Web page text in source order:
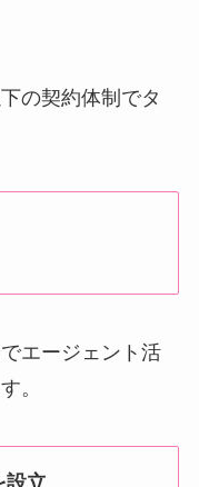
の契約体制でタ
エージェント活
。
設立